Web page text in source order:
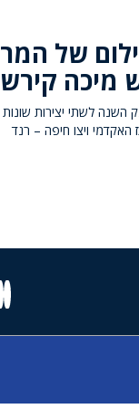
של
מיכה
השנה לשתי יצירות
ויצו חיפה – רנד